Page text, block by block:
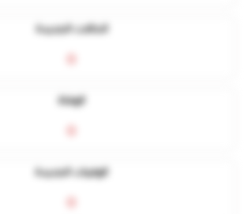
الحالات الجديدة
0
الوفاة
0
الوفيات الجديدة
0